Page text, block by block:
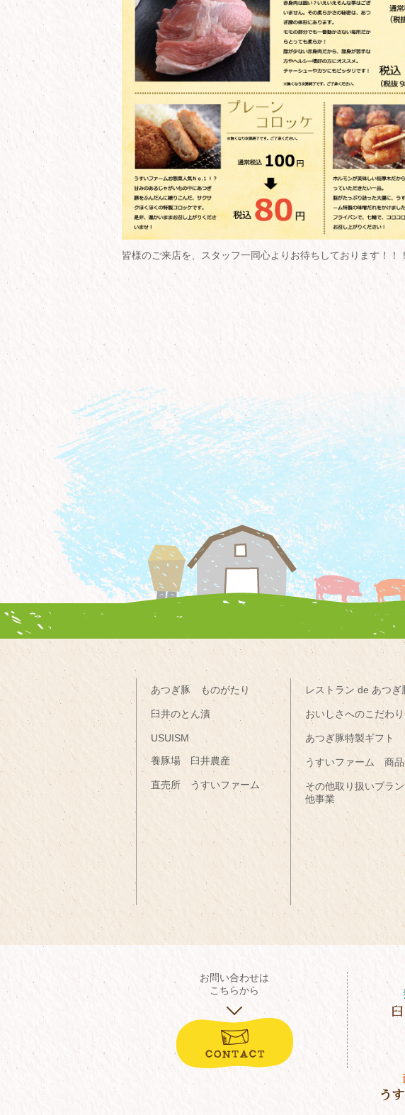
皆様のご来店を、スタッフ一同心よりお待ちしております！！
あつぎ豚 ものがたり
臼井のとん漬
USUISM
養豚場 臼井農産
直売所 うすいファーム
レストラン de あつぎ
おいしさへのこだわり
あつぎ豚特製ギフト
うすいファーム 商
その他取り扱いブラ
他事業
お問い合わせは
こちらから